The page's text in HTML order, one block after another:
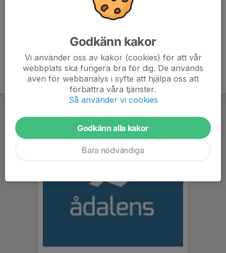
Godkänn kakor
Vi använder oss av kakor (cookies) för att vår
webbplats ska fungera bra för dig. De används
även för webbanalys i syfte att hjälpa oss att
förbättra våra tjänster.
Så använder vi cookies
Godkänn alla kakor
Bara nödvändiga